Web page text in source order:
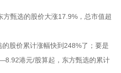
甄选的股价大涨17.9%，总市值超
股价累计涨幅快到248%了；要是
港元/股算起，东方甄选的累计